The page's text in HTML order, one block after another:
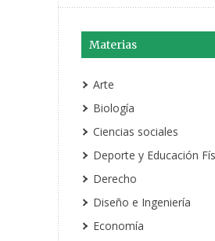
Materias
Arte
Biología
Ciencias sociales
Deporte y Educación
Derecho
Diseño e Ingeniería
Economía